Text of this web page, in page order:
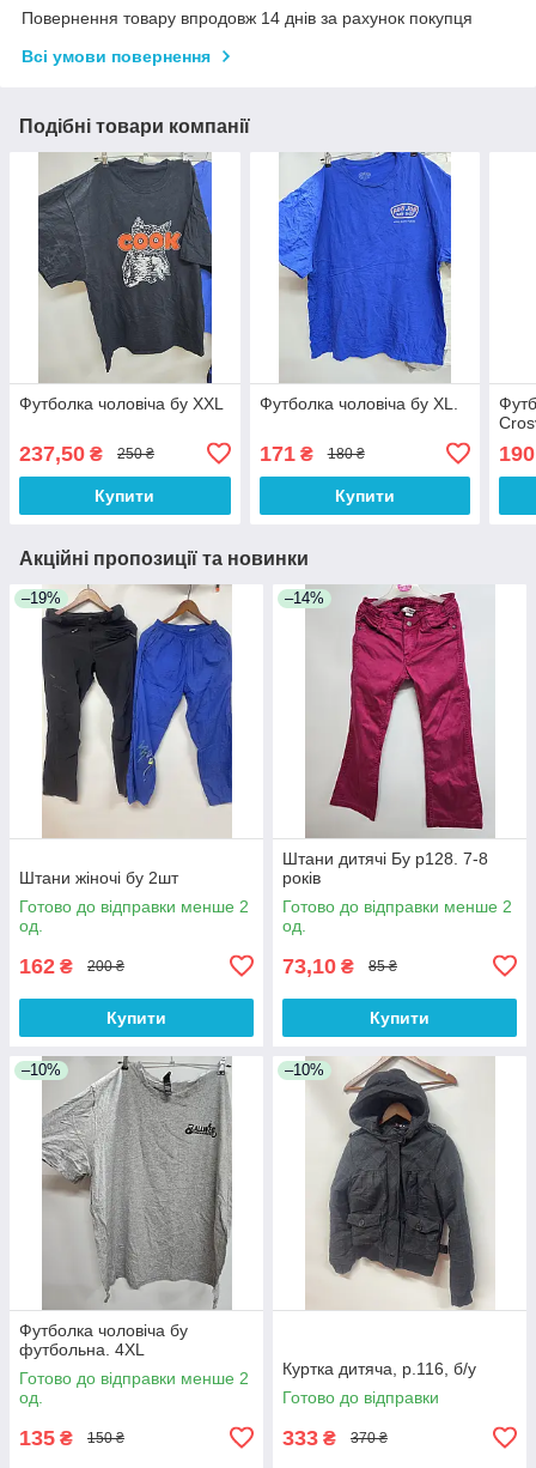
Повернення товару впродовж 14 днів за рахунок покупця
Всі умови повернення
Подібні товари компанії
Футболка чоловіча бу XXL
237,50 ₴ 250 ₴
Купити
Футболка чоловіча бу XL.
171₴ 180 ₴
Купити
190
Акційні пропозиції та новинки
–19%
Штани жіночі бу 2шт
Готово до відправки менше 2
од.
162 ₴ 200 ₴
Купити
–14%
Штани дитячі Бу р128. 7-8
років
Готово до відправки менше 2
од.
73,10 ₴ 85 ₴
Купити
–10%
Футболка чоловіча бу
футбольна. 4XL
Готово до відправки менше 2
од.
135 ₴ 150 ₴
–10%
Куртка дитяча, р.116, б/у
Готово до відправки
333 ₴ 370 ₴